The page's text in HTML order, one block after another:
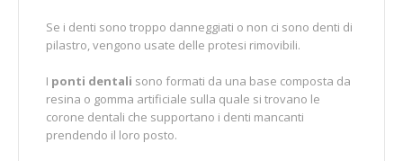
Se i denti sono troppo danneggiati o non ci sono denti di
pilastro, vengono usate delle protesi rimovibili.
I ponti dentali sono formati da una base composta da
resina o gomma artificiale sulla quale si trovano le
corone dentali che supportano i denti mancanti
prendendo il loro posto.